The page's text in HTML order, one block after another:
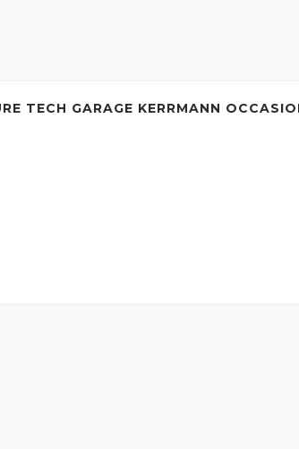
TECH GARAGE KERRMANN